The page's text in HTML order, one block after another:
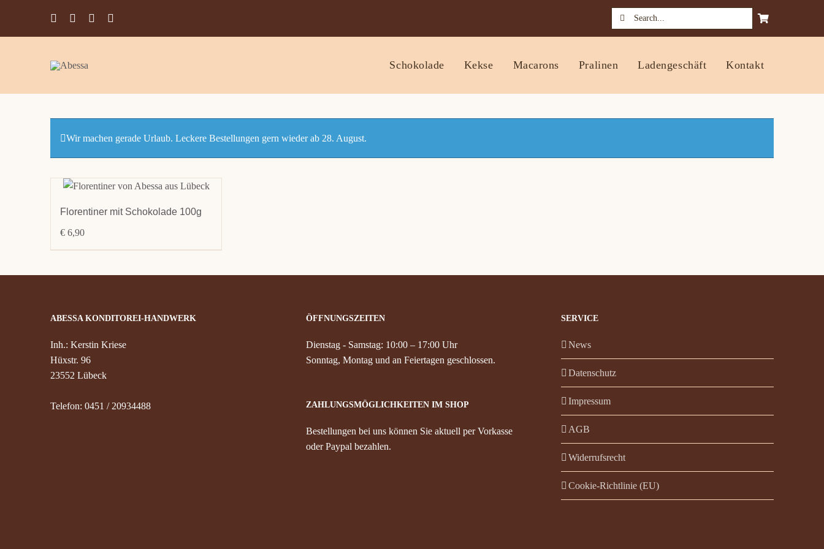
springen
Suche
nach:
Schokolade Kekse Macarons Pralinen Ladengeschäft Kontakt
Wir machen gerade Urlaub. Leckere Bestellungen gern wieder ab 28. August.
Florentiner mit Schokolade 100g
€ 6,90
ABESSA KONDITOREI-HANDWERK
Inh.: Kerstin Kriese
Hüxstr. 96
23552 Lübeck
Telefon: 0451 / 20934488
ÖFFNUNGSZEITEN
Dienstag - Samstag: 10:00 – 17:00 Uhr
Sonntag, Montag und an Feiertagen geschlossen.
ZAHLUNGSMÖGLICHKEITEN IM SHOP
Bestellungen bei uns können Sie aktuell per Vorkasse
oder Paypal bezahlen.
SERVICE
News
Datenschutz
Impressum
AGB
Widerrufsrecht
Cookie-Richtlinie (EU)